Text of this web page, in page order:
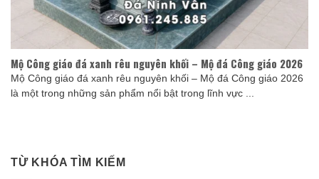
Mộ Công giáo đá xanh rêu nguyên khối – Mộ đá Công giáo 2026
Mộ Công giáo đá xanh rêu nguyên khối – Mộ đá Công giáo 2026
là một trong những sản phẩm nổi bật trong lĩnh vực ...
TỪ KHÓA TÌM KIẾM